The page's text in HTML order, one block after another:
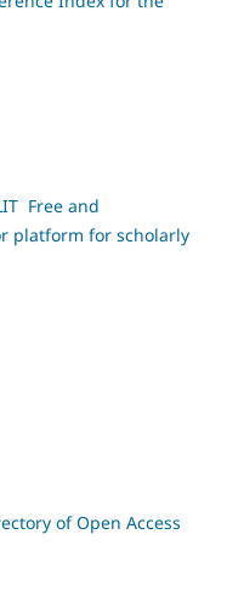
Free and
platform for scholarly
of Open Access